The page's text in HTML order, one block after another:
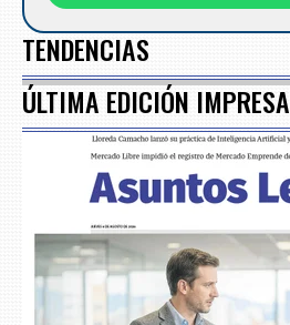
TENDENCIAS
ÚLTIMA EDICIÓN IMPRESA